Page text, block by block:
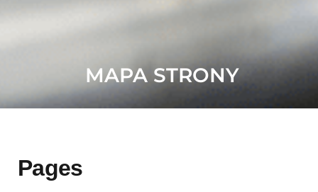
MAPA STRONY
Pages